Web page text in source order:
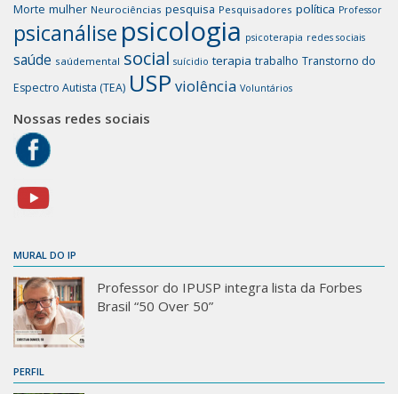
Morte mulher Neurociências pesquisa Pesquisadores política Professor
psicanálise psicologia psicoterapia redes sociais
saúde saúdemental social suícidio terapia trabalho Transtorno do
Espectro Autista (TEA) USP violência Voluntários
Nossas redes sociais
MURAL DO IP
Professor do IPUSP integra lista da Forbes
Brasil “50 Over 50”
PERFIL